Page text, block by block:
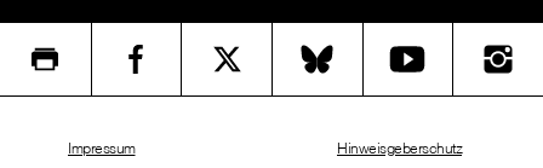
Impressum Hinweisgeberschutz